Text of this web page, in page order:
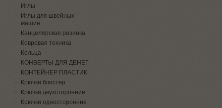
Иглы
Иглы для швейных
машин
Канцелярская резинка
Ковровая техника
Кольца
КОНВЕРТЫ ДЛЯ ДЕНЕГ
КОНТЕЙНЕР ПЛАСТИК
Крючки блистер
Крючки двухсторонние
Крючки односторонние